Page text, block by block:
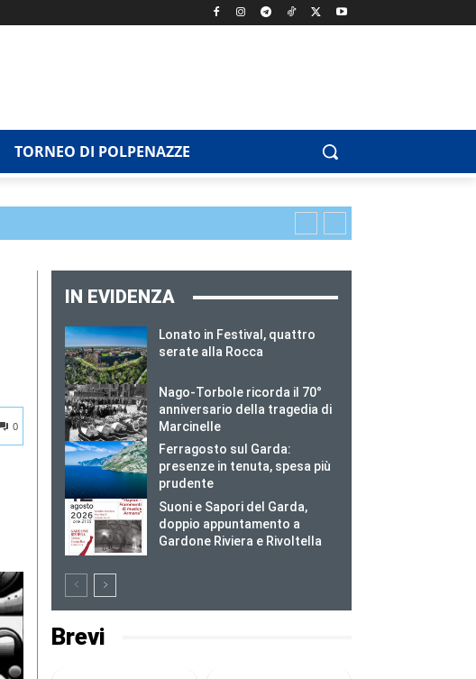
TORNEO DI POLPENAZZE
0
IN EVIDENZA
Lonato in Festival, quattro
serate alla Rocca
Nago-Torbole ricorda il 70°
anniversario della tragedia di
Marcinelle
Ferragosto sul Garda:
presenze in tenuta, spesa più
prudente
Suoni e Sapori del Garda,
doppio appuntamento a
Gardone Riviera e Rivoltella
Brevi